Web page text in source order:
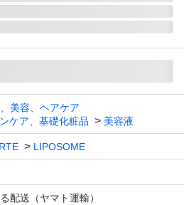
美容、ヘアケア
ケア、基礎化粧品
美容液
LIPOSOME
配送（ヤマト運輸）